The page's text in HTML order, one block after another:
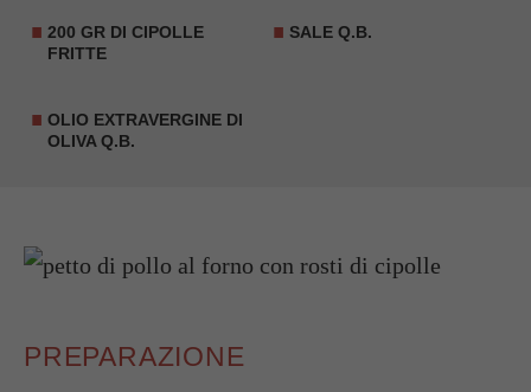
200 GR DI CIPOLLE
FRITTE
SALE Q.B.
OLIO EXTRAVERGINE DI
OLIVA Q.B.
PREPARAZIONE